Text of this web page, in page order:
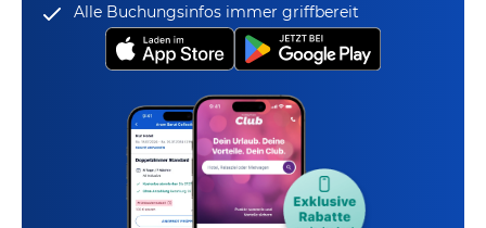
Alle Buchungsinfos immer griffbereit